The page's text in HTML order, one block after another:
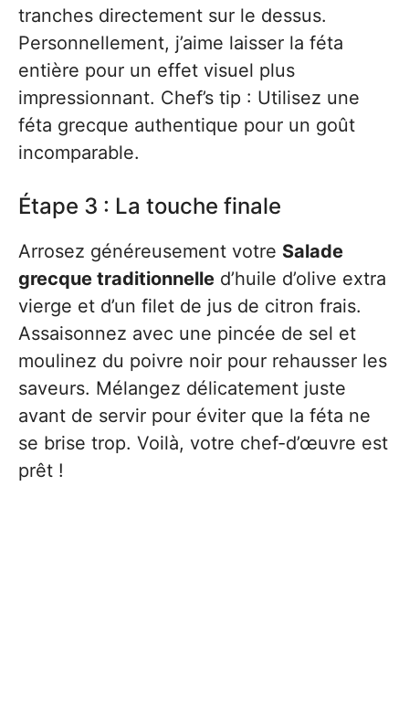
tranches directement sur le dessus.
Personnellement, j’aime laisser la féta
entière pour un effet visuel plus
impressionnant. Chef’s tip : Utilisez une
féta grecque authentique pour un goût
incomparable.
Étape 3 : La touche finale
Arrosez généreusement votre Salade
grecque traditionnelle d’huile d’olive extra
vierge et d’un filet de jus de citron frais.
Assaisonnez avec une pincée de sel et
moulinez du poivre noir pour rehausser les
saveurs. Mélangez délicatement juste
avant de servir pour éviter que la féta ne
se brise trop. Voilà, votre chef-d’œuvre est
prêt !